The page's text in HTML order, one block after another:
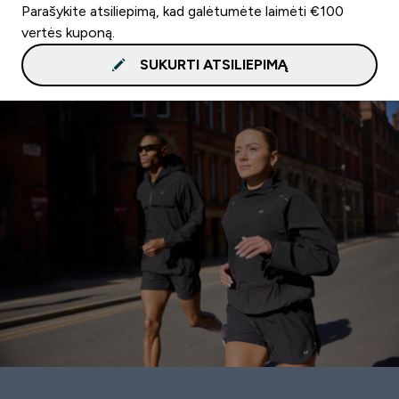
Parašykite atsiliepimą, kad galėtumėte laimėti €100
vertės kuponą.
SUKURTI ATSILIEPIMĄ